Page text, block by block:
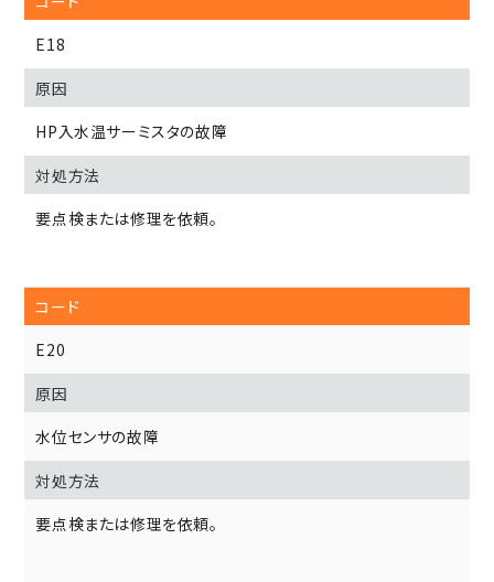
E18
HP入水温サーミスタの故障
要点検または修理を依頼。
E20
水位センサの故障
要点検または修理を依頼。